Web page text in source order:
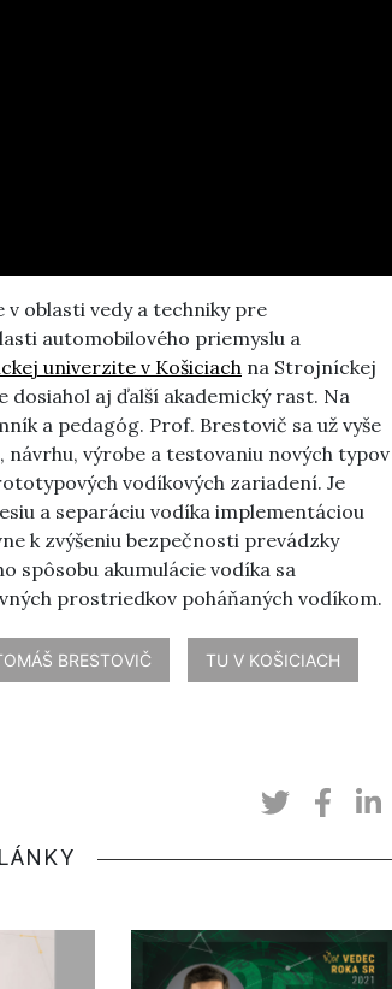
v oblasti vedy a techniky pre
automobilového priemyslu a
univerzite v Košiciach na Strojníckej
aj ďalší akademický rast. Na
a pedagóg. Prof. Brestovič sa už vyše
návrhu, výrobe a testovaniu nových typov
vodíkových zariadení. Je
a separáciu vodíka implementáciou
k zvýšeniu bezpečnosti prevádzky
spôsobu akumulácie vodíka sa
prostriedkov poháňaných vodíkom.
BRESTOVIČ TU V KOŠICIACH